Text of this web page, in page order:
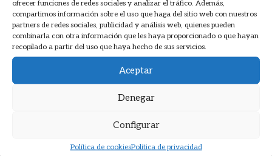
ofrecer funciones de redes sociales y analizar el tráfico. Además,
compartimos información sobre el uso que haga del sitio web con nuestros
partners de redes sociales, publicidad y análisis web, quienes pueden
combinarla con otra información que les haya proporcionado o que hayan
recopilado a partir del uso que haya hecho de sus servicios.
Aceptar
Denegar
Configurar
Política de cookiesPolítica de privacidad
AÑADIR A LA CESTA